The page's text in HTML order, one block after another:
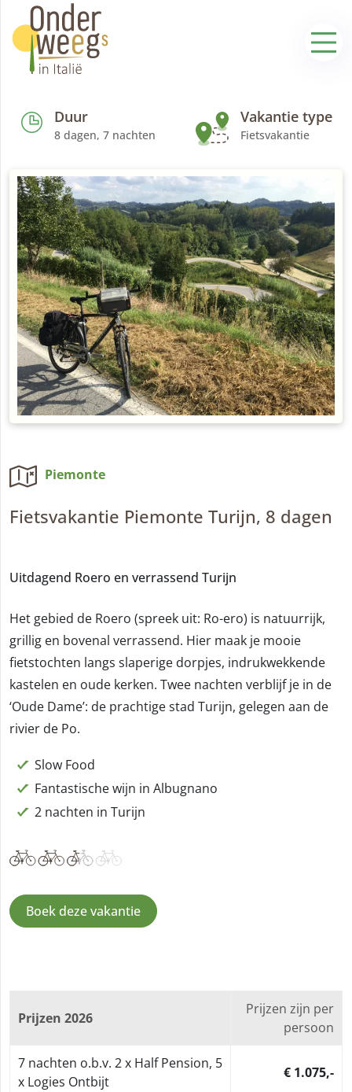
Duur
8 dagen, 7 nachten
Vakantie type
Fietsvakantie
Piemonte
Fietsvakantie Piemonte Turijn, 8 dagen
Uitdagend Roero en verrassend Turijn
Het gebied de Roero (spreek uit: Ro-ero) is natuurrijk,
grillig en bovenal verrassend. Hier maak je mooie
fietstochten langs slaperige dorpjes, indrukwekkende
kastelen en oude kerken. Twee nachten verblijf je in de
‘Oude Dame’: de prachtige stad Turijn, gelegen aan de
rivier de Po.
Slow Food
Fantastische wijn in Albugnano
2 nachten in Turijn
Boek deze vakantie
Prijzen 2026
Prijzen zijn per
persoon
7 nachten o.b.v. 2 x Half Pension, 5
x Logies Ontbijt
€ 1.075,-